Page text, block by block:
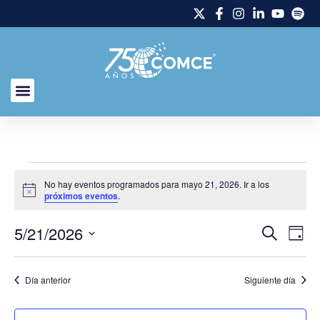
Aviso
No hay eventos programados para mayo 21, 2026. Ir a los
próximos eventos.
de
y
Buscar
de
de
Día
5/21/2026
la
Día anterior Siguiente día